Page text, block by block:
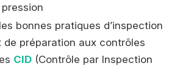
bonnes pratiques d’inspection
de préparation aux contrôles
CID (Contrôle par Inspection